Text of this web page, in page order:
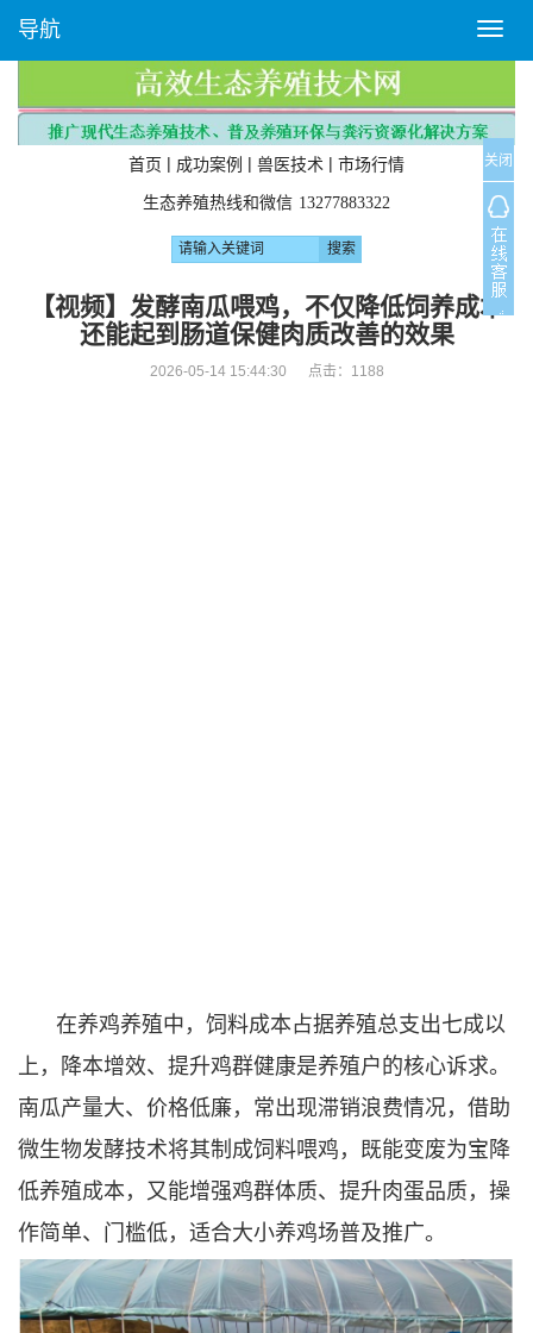
T
o
g
l
e
n
a
v
i
g
a
导航
首页 | 成功案例 | 兽医技术 | 市场行情
生态养殖热线和微信 13277883322
【视频】发酵南瓜喂鸡，不仅降低饲养成本
还能起到肠道保健肉质改善的效果
2026-05-14 15:44:30 点击： 1188
在养鸡养殖中，饲料成本占据养殖总支出七成以
上，降本增效、提升鸡群健康是养殖户的核心诉求。
南瓜产量大、价格低廉，常出现滞销浪费情况，借助
微生物发酵技术将其制成饲料喂鸡，既能变废为宝降
低养殖成本，又能增强鸡群体质、提升肉蛋品质，操
作简单、门槛低，适合大小养鸡场普及推广。
关闭